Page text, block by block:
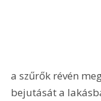
a szűrők révén
bejutását a